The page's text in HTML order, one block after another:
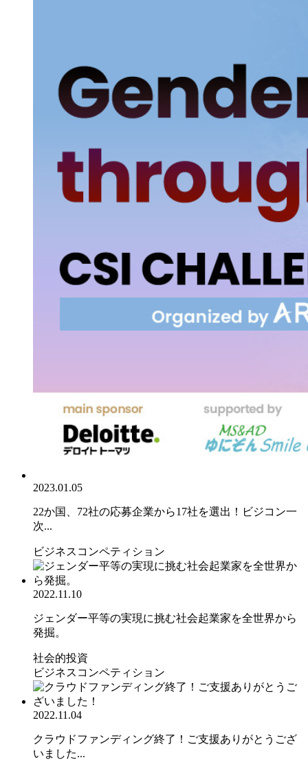
2023.01.05
22か国、72社の応募企業から17社を選出！ビジコン一
次...
ビジネスコンペティション
2022.11.10
ジェンダー平等の実現に挑む社会起業家を全世界から
発掘。
社会的投資
ビジネスコンペティション
2022.11.04
クラウドファンディング終了！ご支援ありがとうござ
いました...